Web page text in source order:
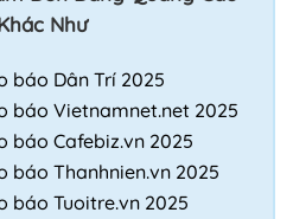
Như
báo Dân Trí 2025
báo Vietnamnet.net 2025
báo Cafebiz.vn 2025
báo Thanhnien.vn 2025
báo Tuoitre.vn 2025